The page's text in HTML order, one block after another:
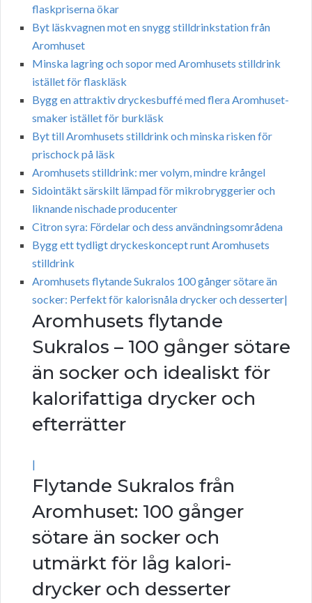
flaskpriserna ökar
Byt läskvagnen mot en snygg stilldrinkstation från
Aromhuset
Minska lagring och sopor med Aromhusets stilldrink
istället för flaskläsk
Bygg en attraktiv dryckesbuffé med flera Aromhuset-
smaker istället för burkläsk
Byt till Aromhusets stilldrink och minska risken för
prischock på läsk
Aromhusets stilldrink: mer volym, mindre krångel
Sidointäkt särskilt lämpad för mikrobryggerier och
liknande nischade producenter
Citron syra: Fördelar och dess användningsområdena
Bygg ett tydligt dryckeskoncept runt Aromhusets
stilldrink
Aromhusets flytande Sukralos 100 gånger sötare än
socker: Perfekt för kalorisnåla drycker och desserter|
Aromhusets flytande
Sukralos – 100 gånger sötare
än socker och idealiskt för
kalorifattiga drycker och
efterrätter
|
Flytande Sukralos från
Aromhuset: 100 gånger
sötare än socker och
utmärkt för låg kalori-
drycker och desserter